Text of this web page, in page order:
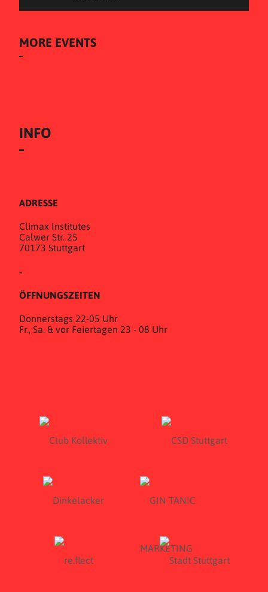
MORE EVENTS
INFO
ADRESSE
Climax Institutes
Calwer Str. 25
70173 Stuttgart
-
ÖFFNUNGSZEITEN
Donnerstags 22-05 Uhr
Fr., Sa. & vor Feiertagen 23 - 08 Uhr